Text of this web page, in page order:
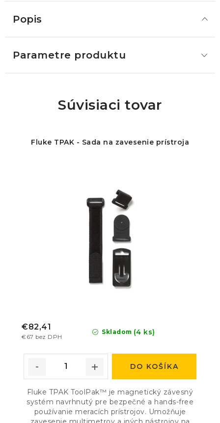
Popis
Parametre produktu
Súvisiaci tovar
Fluke TPAK - Sada na zavesenie prístroja
Skladom (4 ks)
€67 bez DPH
€82,41
DO KOŠÍKA
Fluke TPAK ToolPak™ je magnetický závesný
systém navrhnutý pre bezpečné a hands-free
používanie meracích prístrojov. Umožňuje